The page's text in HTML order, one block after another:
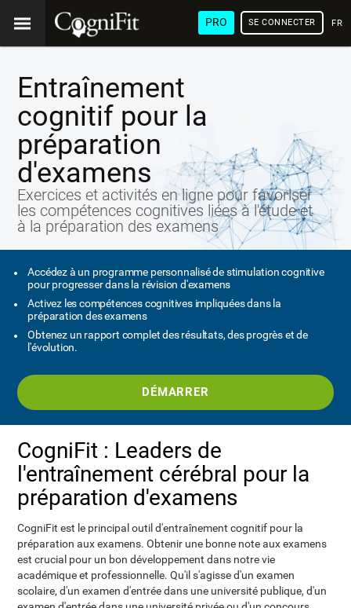
PRO SE CONNECTER
Entraînement
cognitif pour la
préparation
d'examens
Exercices et activités en ligne pour favoriser
les compétences cognitives liées à l'étude et
à la préparation des examens
Accédez à un programme personnalisé de stimulation cognitive
pour progresser dans la révision d'examens
Activez les compétences cognitives impliquées dans la
préparation des examens
Obtenez un rapport complet des résultats, des progrès et de
l'évolution.
DÉMARRER
CogniFit : Leaders de
l'entraînement cérébral pour la
préparation d'examens
CogniFit est le principal outil d'entraînement cognitif pour la
préparation aux examens. Obtenir une bonne note aux examens
est crucial pour un bon développement dans notre vie
académique et professionnelle. Qu'il s'agisse d'un examen
scolaire, d'un examen d'entrée dans une université publique, d'un